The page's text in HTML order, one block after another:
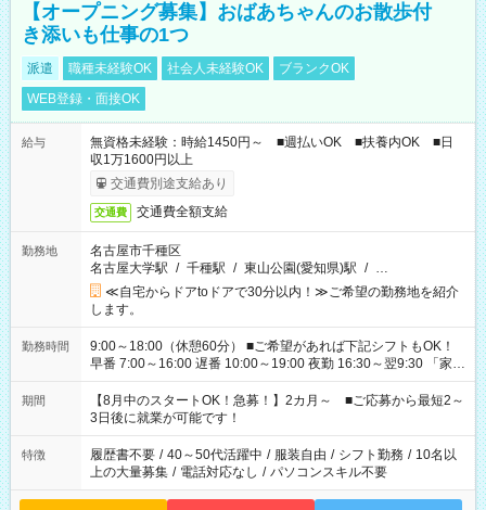
【オープニング募集】おばあちゃんのお散歩付
き添いも仕事の1つ
派遣 職種未経験OK 社会人未経験OK
ブランクOK
WEB登録・面接OK
給与
無資格未経験：時給1450円～ ■週払いOK ■扶養内OK ■日
収1万1600円以上
交通費別途支給あり
交通費 交通費全額支給
勤務地
名古屋市千種区
名古屋大学駅 / 千種駅 / 東山公園(愛知県)駅 / …
≪自宅からドアtoドアで30分以内！≫ご希望の勤務地を紹介
します。
勤務時間
9:00～18:00（休憩60分） ■ご希望があれば下記シフトもOK！
早番 7:00～16:00 遅番 10:00～19:00 夜勤 16:30～翌9:30 「家族
と休みを合わせたい」 「余裕を持って夕飯の準備がしたい」
「できれば残業はしたくない」 など、ご希望を教えてください
ね。 ※Wワーク希望の方へ 今ご覧のお仕事で希望する勤務時間
と、もう1つのお仕事の勤務時間。 合計で週40時間を超える場
合は応募できません。
期間
【8月中のスタートOK！急募！】2カ月～ ■ご応募から最短2～
3日後に就業が可能です！
特徴 履歴書不要 / 40～50代活躍中 / 服装自由 / シフト勤務 / 10名以
上の大量募集 / 電話対応なし / パソコンスキル不要